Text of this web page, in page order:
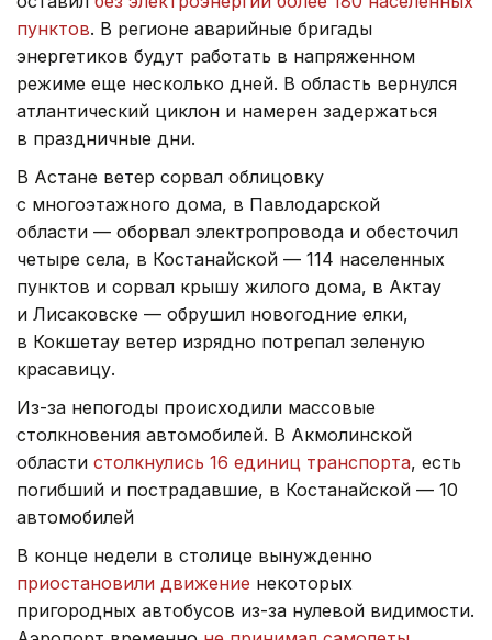
пунктов. В регионе аварийные бригады
энергетиков будут работать в напряженном
режиме еще несколько дней. В область вернулся
атлантический циклон и намерен задержаться
в праздничные дни.
В Астане ветер сорвал облицовку
с многоэтажного дома, в Павлодарской
области — оборвал электропровода и обесточил
четыре села, в Костанайской — 114 населенных
пунктов и сорвал крышу жилого дома, в Актау
и Лисаковске — обрушил новогодние елки,
в Кокшетау ветер изрядно потрепал зеленую
красавицу.
Из-за непогоды происходили массовые
столкновения автомобилей. В Акмолинской
области столкнулись 16 единиц транспорта, есть
погибший и пострадавшие, в Костанайской — 10
автомобилей
В конце недели в столице вынужденно
приостановили движение некоторых
пригородных автобусов из-за нулевой видимости.